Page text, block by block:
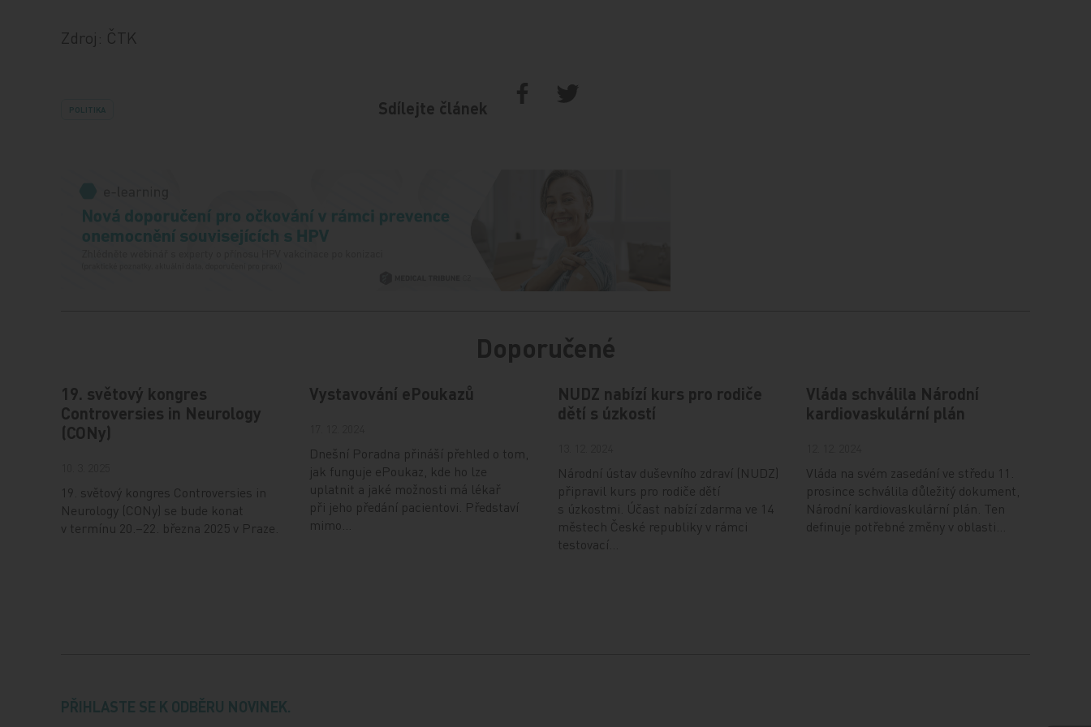
Zdroj: ČTK
POLITIKA Sdílejte článek
Doporučené
19. světový kongres
Controversies in Neurology
(CONy)
19. světový kongres Controversies in
Neurology (CONy) se bude konat
v termínu 20.–22. března 2025 v Praze.
Vystavování ePoukazů
Dnešní Poradna přináší přehled o tom,
jak funguje ePoukaz, kde ho lze
uplatnit a jaké možnosti má lékař
při jeho předání pacientovi. Představí
mimo…
NUDZ nabízí kurs pro rodiče
dětí s úzkostí
Národní ústav duševního zdraví (NUDZ)
připravil kurs pro rodiče dětí
s úzkostmi. Účast nabízí zdarma ve 14
městech České republiky v rámci
testovací…
Vláda schválila Národní
kardiovaskulární plán
Vláda na svém zasedání ve středu 11.
prosince schválila důležitý dokument,
Národní kardiovaskulární plán. Ten
definuje potřebné změny v oblasti…
PŘIHLASTE SE K ODBĚRU NOVINEK.